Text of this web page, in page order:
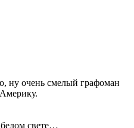
ну очень смелый графоман
свете…